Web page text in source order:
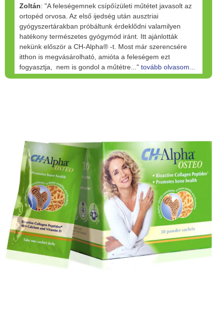
Zoltán: "A feleségemnek csípőízületi műtétet javasolt az
ortopéd orvosa. Az első ijedség után ausztriai
gyógyszertárakban próbáltunk érdeklődni valamilyen
hatékony természetes gyógymód iránt. Itt ajánlották
nekünk először a CH-Alpha® -t. Most már szerencsére
itthon is megvásárolható, amióta a feleségem ezt
fogyasztja, nem is gondol a műtétre..." tovább olvasom...